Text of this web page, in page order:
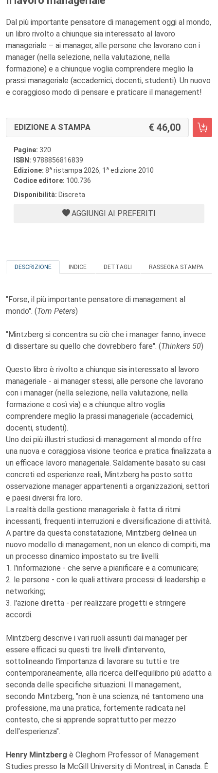
Dal più importante pensatore di management oggi al mondo,
un libro rivolto a chiunque sia interessato al lavoro
manageriale – ai manager, alle persone che lavorano con i
manager (nella selezione, nella valutazione, nella
formazione) e a chiunque voglia comprendere meglio la
prassi manageriale (accademici, docenti, studenti). Un nuovo
e coraggioso modo di pensare e praticare il management!
EDIZIONE A STAMPA 46,00
Pagine: 320
ISBN: 9788856816839
Edizione: 8a ristampa 2026, 1 a edizione 2010
Codice editore: 100.736
Disponibilità: Discreta
AGGIUNGI AI PREFERITI
DESCRIZIONE INDICE DETTAGLI RASSEGNA STAMPA
"Forse, il più importante pensatore di management al
mondo". (Tom Peters)
"Mintzberg si concentra su ciò che i manager fanno, invece
di dissertare su quello che dovrebbero fare". (Thinkers 50)
Questo libro è rivolto a chiunque sia interessato al lavoro
manageriale - ai manager stessi, alle persone che lavorano
con i manager (nella selezione, nella valutazione, nella
formazione e così via) e a chiunque altro voglia
comprendere meglio la prassi manageriale (accademici,
docenti, studenti).
Uno dei più illustri studiosi di management al mondo offre
una nuova e coraggiosa visione teorica e pratica finalizzata a
un efficace lavoro manageriale. Saldamente basato su casi
concreti ed esperienze reali, Mintzberg ha posto sotto
osservazione manager appartenenti a organizzazioni, settori
e paesi diversi fra loro.
La realtà della gestione manageriale è fatta di ritmi
incessanti, frequenti interruzioni e diversificazione di attività.
A partire da questa constatazione, Mintzberg delinea un
nuovo modello di management, non un elenco di compiti, ma
un processo dinamico impostato su tre livelli:
1. l'informazione - che serve a pianificare e a comunicare;
2. le persone - con le quali attivare processi di leadership e
networking;
3. l'azione diretta - per realizzare progetti e stringere
accordi.
Mintzberg descrive i vari ruoli assunti dai manager per
essere efficaci su questi tre livelli d'intervento,
sottolineando l'importanza di lavorare su tutti e tre
contemporaneamente, alla ricerca dell'equilibrio più adatto a
seconda delle specifiche situazioni. Il management,
secondo Mintzberg, "non è una scienza, né tantomeno una
professione, ma una pratica, fortemente radicata nel
contesto, che si apprende soprattutto per mezzo
dell'esperienza".
Henry Mintzberg è Cleghorn Professor of Management
Studies presso la McGill University di Montreal, in Canada. È